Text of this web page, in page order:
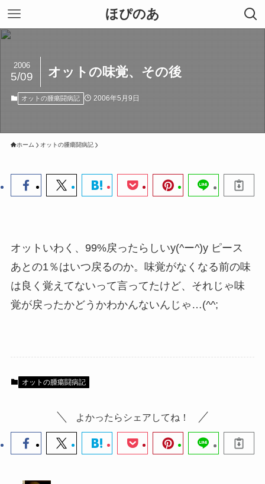
ほぴのあ
オットの味覚、その後
2006
5/09
オットの腫瘍闘病記 2006年5月9日
ホーム オットの腫瘍闘病記
オットいわく、99%戻ったらしいy(^ー^)y ピース
あとの1％はいつ戻るのか。味覚がなくなる前の味
は良く覚えてないって言ってたけど、それじゃ味
覚が戻ったかどうかわかんないんじゃ…(^^;
オットの腫瘍闘病記
よかったらシェアしてね！